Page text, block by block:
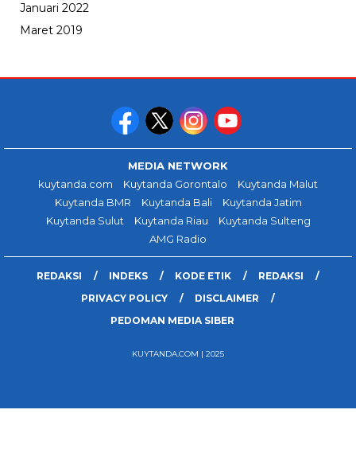
Januari 2022
Maret 2019
MEDIA NETWORK
kuytanda.com
Kuytanda Gorontalo
Kuytanda Malut
Kuytanda BMR
Kuytanda Bali
Kuytanda Jatim
Kuytanda Sulut
Kuytanda Riau
Kuytanda Sulteng
AMG Radio
REDAKSI INDEKS KODE ETIK
REDAKSI
PRIVACY POLICY
DISCLAIMER
PEDOMAN MEDIA SIBER
KUYTANDA.COM | 2025